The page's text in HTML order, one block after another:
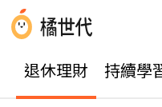
退休理財 持續學